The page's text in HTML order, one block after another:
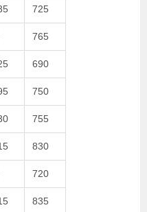
725
765
690
750
755
830
720
835